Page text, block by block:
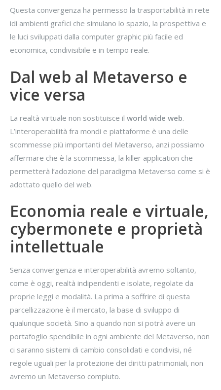
Questa convergenza ha permesso la trasportabilità in rete
idi ambienti grafici che simulano lo spazio, la prospettiva e
le luci sviluppati dalla computer graphic più facile ed
economica, condivisibile e in tempo reale.
Dal web al Metaverso e
vice versa
La realtà virtuale non sostituisce il world wide web.
L’interoperabilità fra mondi e piattaforme è una delle
scommesse più importanti del Metaverso, anzi possiamo
affermare che è la scommessa, la killer application che
permetterà l’adozione del paradigma Metaverso come si è
adottato quello del web.
Economia reale e virtuale,
cybermonete e proprietà
intellettuale
Senza convergenza e interoperabilità avremo soltanto,
come è oggi, realtà indipendenti e isolate, regolate da
proprie leggi e modalità. La prima a soffrire di questa
parcellizzazione è il mercato, la base di sviluppo di
qualunque società. Sino a quando non si potrà avere un
portafoglio spendibile in ogni ambiente del Metaverso, non
ci saranno sistemi di cambio consolidati e condivisi, né
regole uguali per la protezione dei diritti patrimoniali, non
avremo un Metaverso compiuto.